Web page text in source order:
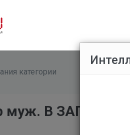
категории
муж. В ЗАГСе при